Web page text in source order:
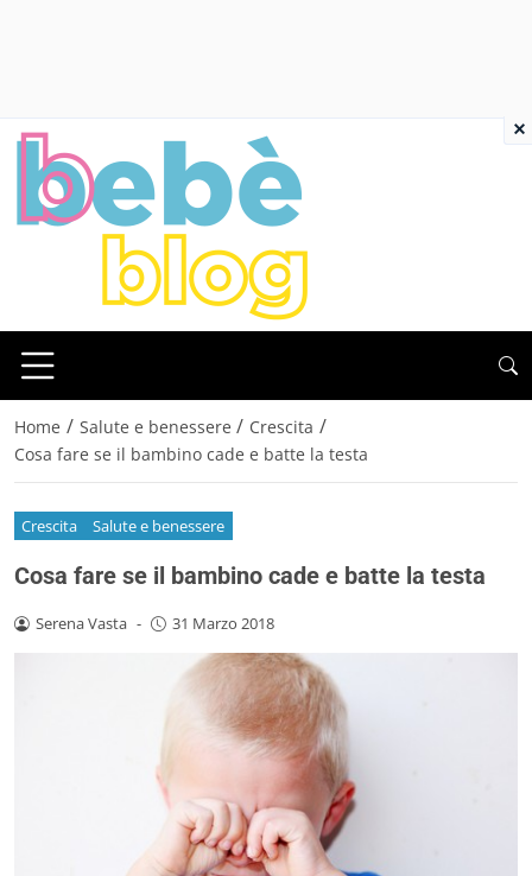
Home / Salute e benessere / Crescita /
Cosa fare se il bambino cade e batte la testa
Crescita Salute e benessere
Cosa fare se il bambino cade e batte la testa
Serena Vasta - 31 Marzo 2018
×